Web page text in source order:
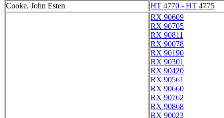
Cooke, John Esten
HT 4770 - HT 4775
RX 90609
RX 90705
RX 90811
RX 90078
RX 90190
RX 90301
RX 90420
RX 90561
RX 90660
RX 90762
RX 90868
RX 90023